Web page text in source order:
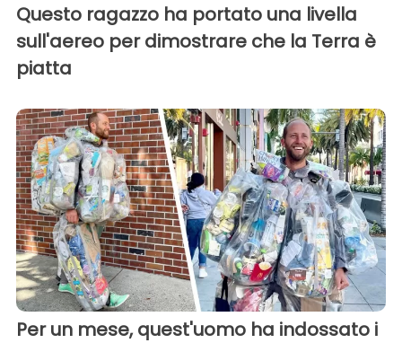
Questo ragazzo ha portato una livella
sull'aereo per dimostrare che la Terra è
piatta
Per un mese, quest'uomo ha indossato i